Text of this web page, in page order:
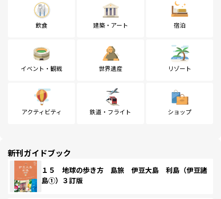
飲食 建築・アート 宿泊
イベント・観戦 世界遺産 リゾート
アクティビティ 鉄道・フライト ショップ
新刊ガイドブック
１５ 地球の歩き方 島旅 伊豆大島 利島（伊豆諸
島①）３訂版